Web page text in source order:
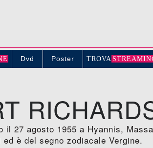
Dvd Poster TROVA
27 agosto 1955 a Hyannis,
ed è del segno zodiacale Vergine.